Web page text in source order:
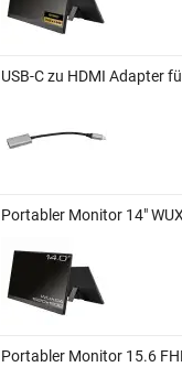
USB-C zu HDMI Adapter
Portabler Monitor 14"
Portabler Monitor 15.6